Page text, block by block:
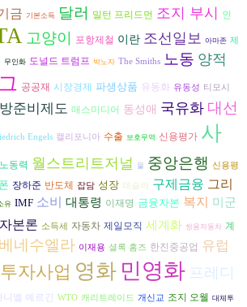
금 기본소득 달러 밀턴 프리드먼 조지 부시 인
고양이 포항제철 이란 조선일보 아마존 제
무인화 도널드 트럼프 박노자 The Smiths 노동 양적
공공재 시장경제 파생상품 유동화 유동성 티모시
준비제도 매스미디어 동성애 국유화 대선
Engels 캘리포니아 수출 보호무역 신용평가 사
노동력 월스트리트저널 물 중앙은행 신용평
장하준 반도체 잡담 성장 테슬라 구제금융 그리
유 IMF 소비 대통령 이재명 금융자본 복지 미군
자본론 소득세 자동차 제일모직 세계화 쌍용자동차 계
베네수엘라 이재용 셜록 홈즈 한진중공업 유럽
자사업 영화 민영화 프레디
니엘 예르긴 WTO 캐리트레이드 개신교 조지 오웰 대체투